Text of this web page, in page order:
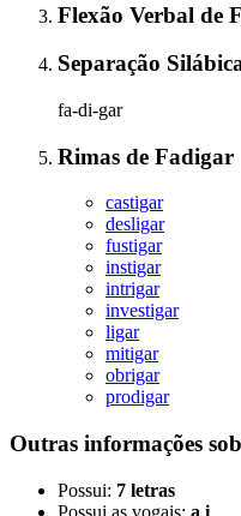
Flexão Verbal de
Separação
fa-di-gar
Rimas de Fadigar
castigar
desligar
fustigar
instigar
intrigar
investigar
ligar
mitigar
obrigar
prodigar
Outras informações
Possui: 7 letras
Possui as vogais: a i